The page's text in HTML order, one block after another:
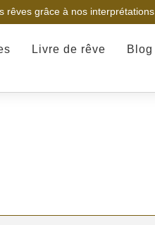
rêves grâce à nos interprétations.
Livre de rêve Blog